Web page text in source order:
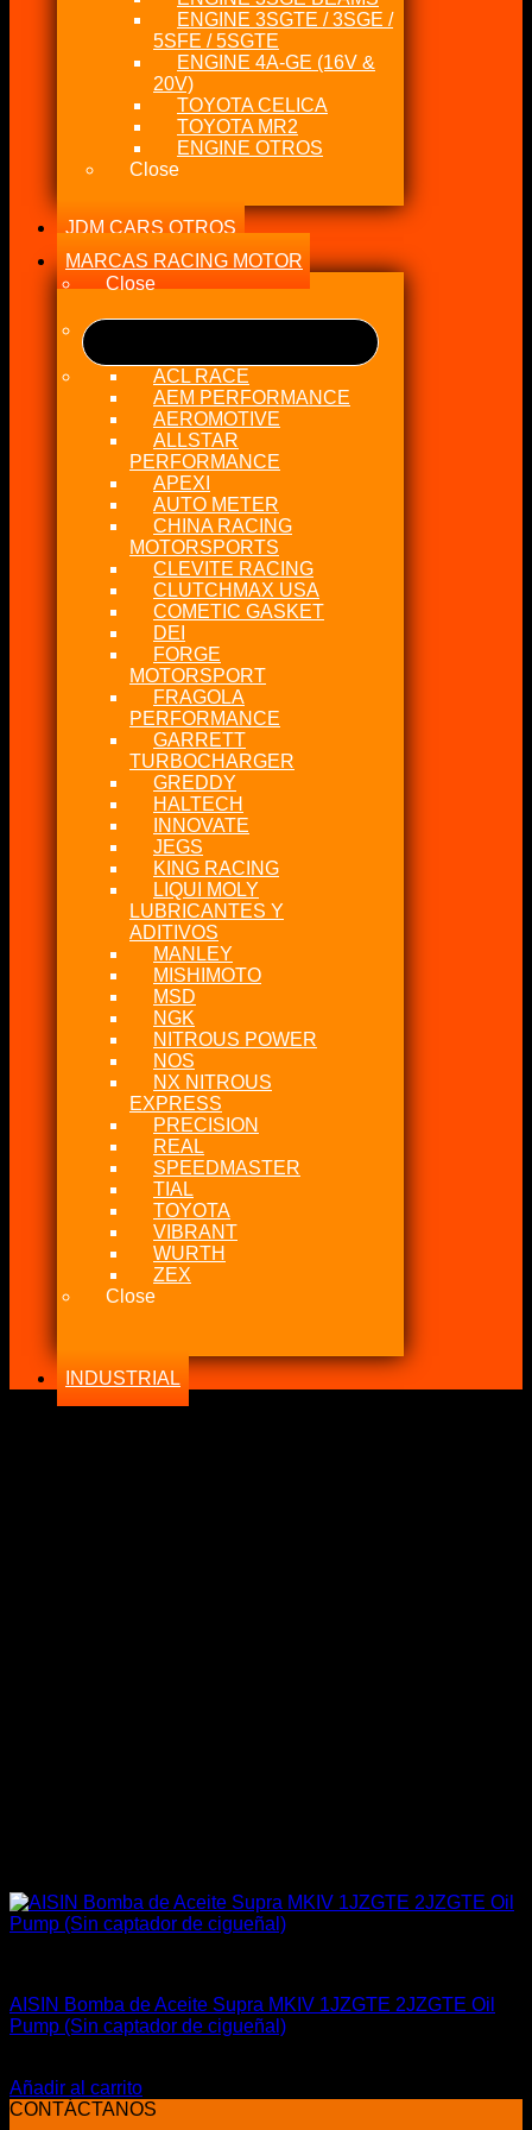
ENGINE 3SGTE / 3SGE /
5SFE / 5SGTE
ENGINE 4A-GE (16V &
20V)
TOYOTA CELICA
TOYOTA MR2
ENGINE OTROS
Close
JDM CARS OTROS
MARCAS RACING MOTOR
Close
ACL RACE
AEM PERFORMANCE
AEROMOTIVE
ALLSTAR
PERFORMANCE
APEXI
AUTO METER
CHINA RACING
MOTORSPORTS
CLEVITE RACING
CLUTCHMAX USA
COMETIC GASKET
DEI
FORGE
MOTORSPORT
FRAGOLA
PERFORMANCE
GARRETT
TURBOCHARGER
GREDDY
HALTECH
INNOVATE
JEGS
KING RACING
LIQUI MOLY
LUBRICANTES Y
ADITIVOS
MANLEY
MISHIMOTO
MSD
NGK
NITROUS POWER
NOS
NX NITROUS
EXPRESS
PRECISION
REAL
SPEEDMASTER
TIAL
TOYOTA
VIBRANT
WURTH
ZEX
Close
INDUSTRIAL
AISIN Bomba de Aceite Supra MKIV 1JZGTE 2JZGTE Oil
Pump (Sin captador de cigueñal)
precio
original
Añadir al carrito
CONTÁCTANOS